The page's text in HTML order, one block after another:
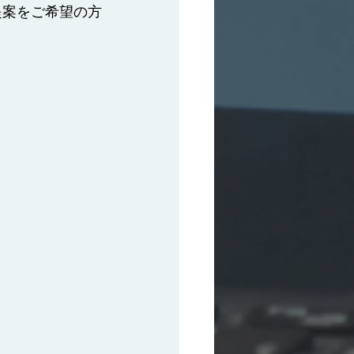
をご希望の方